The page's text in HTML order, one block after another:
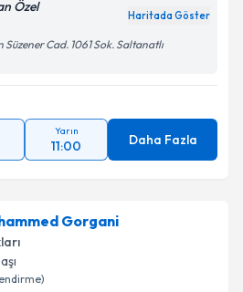
işlenmesine ilişkin
Aydınlatma
ve kişisel verilerimin belirtilen
kabul ediyorum.
Özel
Haritada Göster
Cad. 1061 Sok. Saltanatlı
Yarın
11:00 Daha Fazla
Gorgani